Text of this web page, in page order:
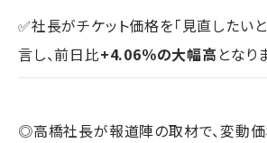
✅社長がチケット価格を「見直したい
言し、前日比+4.06％の大幅高 となり
◎高橋社長が報道陣の取材で、変動価